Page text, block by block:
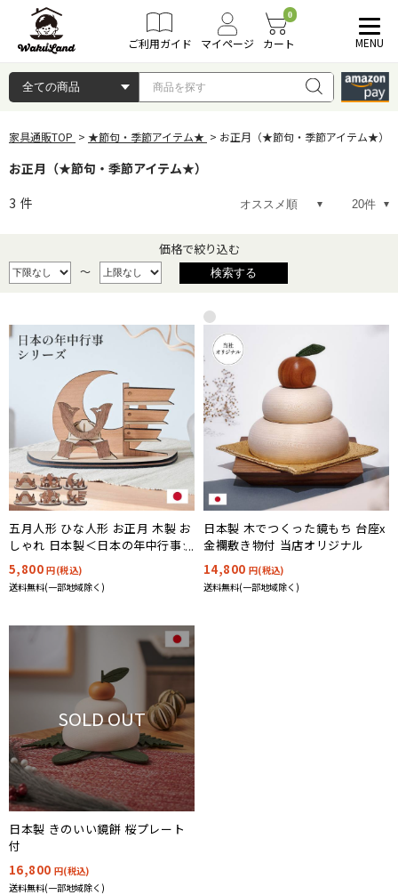
ご利用ガイド マイページ
0
カート MENU
家具通販TOP ★節句・季節アイテム★ お正月（★節句・季節アイテム★）
お正月（★節句・季節アイテム★）
3 件
価格で絞り込む
～
五月人形 ひな人形 お正月 木製 お
しゃれ 日本製＜日本の年中行事シ
リーズ＞簡単組立 選べる6タイプ
5,800円(税込)
送料無料(一部地域除く)
日本製 木でつくった鏡もち 台座x
金襴敷き物付 当店オリジナル
14,800 円(税込)
送料無料(一部地域除く)
SOLD OUT
日本製 きのいい鏡餅 桜プレート
付
16,800 円(税込)
送料無料(一部地域除く)